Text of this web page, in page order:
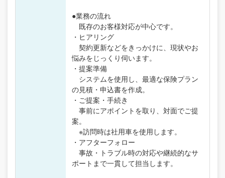
●業務の流れ
既存のお客様対応が中心です。
・ヒアリング
契約更新などをきっかけに、現状やお
悩みをじっくり伺います。
・提案準備
システムを使用し、最適な保険プラン
の見積・申込書を作成。
・ご提案・手続き
事前にアポイントを取り、対面でご提
案。
※訪問時は社用車を使用します。
・アフターフォロー
事故・トラブル時の対応や継続的なサ
ポートまで一貫して担当します。